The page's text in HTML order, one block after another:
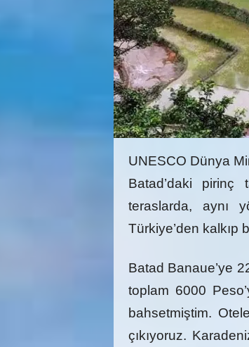
UNESCO Dünya
Batad’daki pirinç
teraslarda, aynı
Türkiye’den kalkıp
Batad Banaue’ye
toplam 6000
bahsetmiştim.
çıkıyoruz.